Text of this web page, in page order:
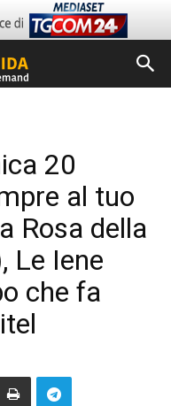
20
al tuo
Rosa della
Le Iene
che fa